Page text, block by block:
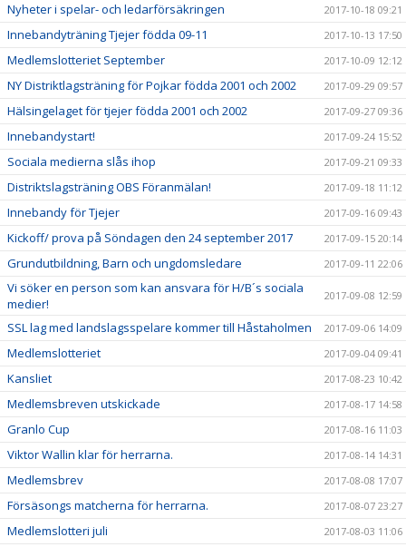
Nyheter i spelar- och ledarförsäkringen 2017-10-18 09:21
Innebandyträning Tjejer födda 09-11 2017-10-13 17:50
Medlemslotteriet September 2017-10-09 12:12
NY Distriktlagsträning för Pojkar födda 2001 och 2002 2017-09-29 09:57
Hälsingelaget för tjejer födda 2001 och 2002 2017-09-27 09:36
Innebandystart! 2017-09-24 15:52
Sociala medierna slås ihop 2017-09-21 09:33
Distriktslagsträning OBS Föranmälan! 2017-09-18 11:12
Innebandy för Tjejer 2017-09-16 09:43
Kickoff/ prova på Söndagen den 24 september 2017 2017-09-15 20:14
Grundutbildning, Barn och ungdomsledare 2017-09-11 22:06
Vi söker en person som kan ansvara för H/B´s sociala
medier!
2017-09-08 12:59
SSL lag med landslagsspelare kommer till Håstaholmen 2017-09-06 14:09
Medlemslotteriet 2017-09-04 09:41
Kansliet 2017-08-23 10:42
Medlemsbreven utskickade 2017-08-17 14:58
Granlo Cup 2017-08-16 11:03
Viktor Wallin klar för herrarna. 2017-08-14 14:31
Medlemsbrev 2017-08-08 17:07
Försäsongs matcherna för herrarna. 2017-08-07 23:27
Medlemslotteri juli 2017-08-03 11:06